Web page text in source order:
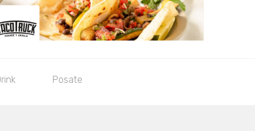
Posate